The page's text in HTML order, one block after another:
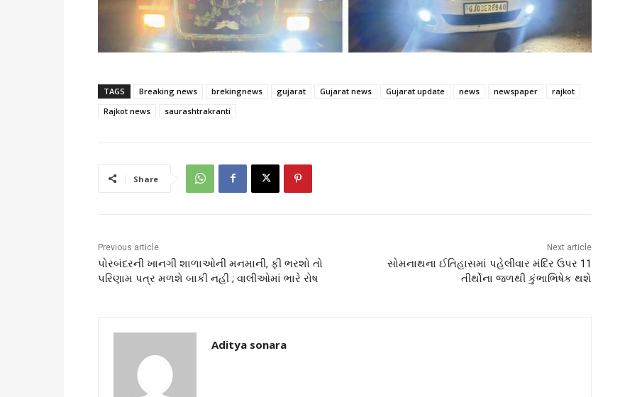
TAGS Breaking news brekingnews gujarat Gujarat news Gujarat update news newspaper
rajkot
Rajkot news
saurashtrakranti
Share
Previous article
પોરબંદરની ખાનગી શાળાઓની મનમાની, ફી ભરશો તો
પરિણામ પત્ર મળશે બાકી નહી ; વાલીઓમાં ભારે રોષ
Next article
સોમનાથના ઈતિહાસમાં પહેલીવાર મંદિર ઉપર 11
તીર્થોના જળથી કુંભાભિષેક થશે
Aditya sonara